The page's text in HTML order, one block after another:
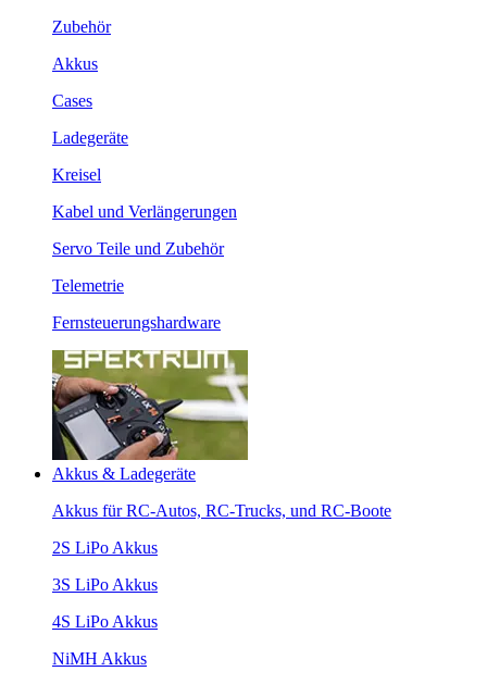
Zubehör
Akkus
Cases
Ladegeräte
Kreisel
Kabel und Verlängerungen
Servo Teile und Zubehör
Telemetrie
Fernsteuerungshardware
Akkus & Ladegeräte
Akkus für RC-Autos, RC-Trucks, und RC-Boote
2S LiPo Akkus
3S LiPo Akkus
4S LiPo Akkus
NiMH Akkus